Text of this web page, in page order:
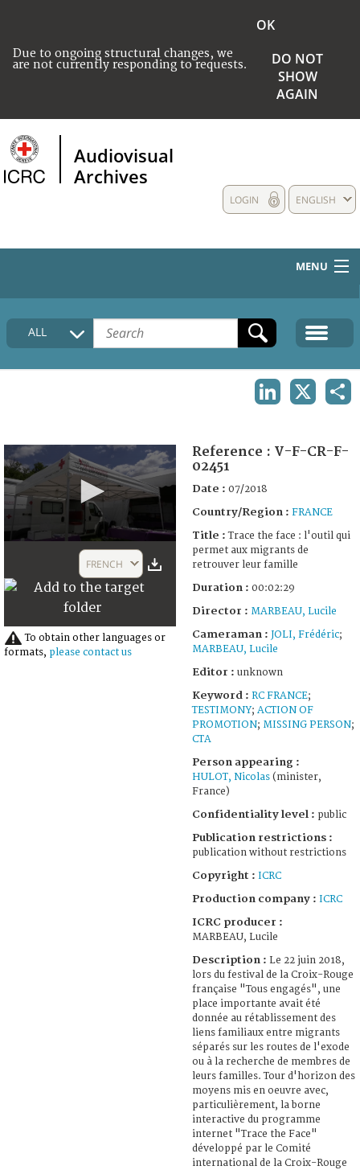
Due to ongoing structural changes, we
are not currently responding to requests.
OK
DO NOT
SHOW
AGAIN
Audiovisual
Archives
ENGLISH
LOGIN
MENU
HOME
COLLECTIONS DESCRIPTION
ALL
2
seconds
FRENCH
To obtain other languages or
formats, please contact us
Reference : V-F-CR-F-
02451
Date : 07/2018
Country/Region : FRANCE
Title :Trace the face : l'outil qui
permet aux migrants de
retrouver leur famille
Duration : 00:02:29
Director : MARBEAU, Lucile
Cameraman : JOLI, Frédéric;
MARBEAU, Lucile
Editor : unknown
Keyword : RC FRANCE;
TESTIMONY; ACTION OF
PROMOTION; MISSING PERSON;
CTA
Person appearing :
HULOT, Nicolas (minister,
France)
Confidentiality level : public
Publication restrictions :
publication without restrictions
Copyright : ICRC
Production company : ICRC
ICRC producer :
MARBEAU, Lucile
Description : Le 22 juin 2018,
lors du festival de la Croix-Rouge
française "Tous engagés", une
place importante avait été
donnée au rétablissement des
liens familiaux entre migrants
séparés sur les routes de l'exode
ou à la recherche de membres de
leurs familles. Tour d'horizon des
moyens mis en oeuvre avec,
particulièrement, la borne
interactive du programme
internet "Trace the Face"
développé par le Comité
international de la Croix-Rouge